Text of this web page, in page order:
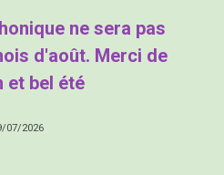
ne sera pas
d'août. Merci de
et bel été
07/2026